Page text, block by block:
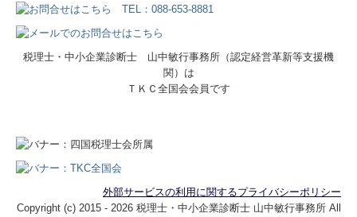
税理士・中小企業診断士 山中敏行事務所（認定経営革新等支援機
関）は
ＴＫＣ全国会会員です
外部サービスの利用に関するプライバシーポリシー
Copyright (c) 2015 - 2026 税理士・中小企業診断士 山中敏行事務所 All